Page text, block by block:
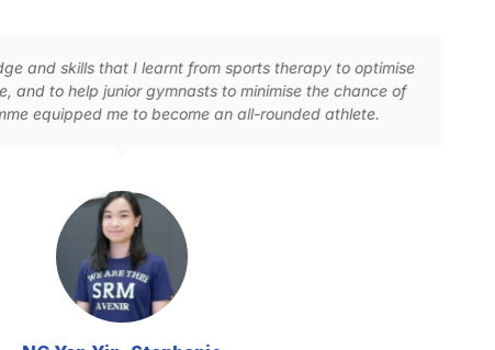
to optimise
the chance of
athlete.
The SRM programme provided
change to HU University of Applied
experience not only broadened
especially applicable in Europe,